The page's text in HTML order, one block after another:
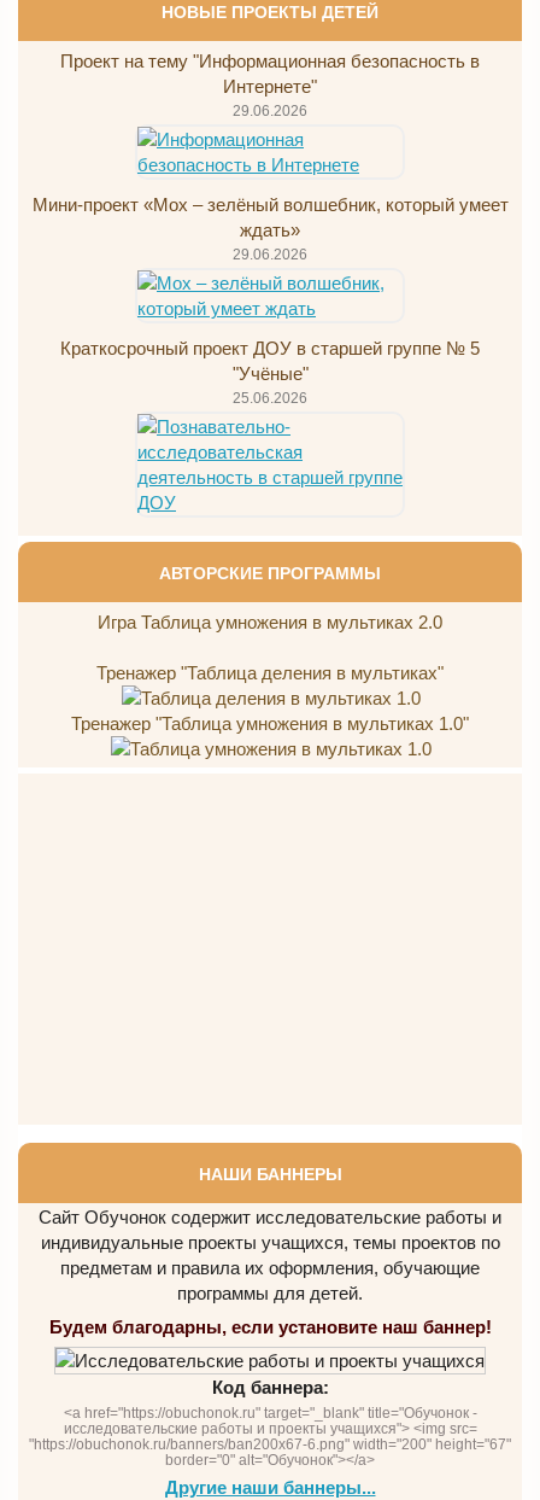
НОВЫЕ ПРОЕКТЫ ДЕТЕЙ
Проект на тему "Информационная безопасность в
Интернете"
29.06.2026
Мини-проект «Мох – зелёный волшебник, который умеет
ждать»
29.06.2026
Краткосрочный проект ДОУ в старшей группе № 5
"Учёные"
25.06.2026
АВТОРСКИЕ ПРОГРАММЫ
Игра Таблица умножения в мультиках 2.0
Тренажер "Таблица деления в мультиках"
Тренажер "Таблица умножения в мультиках 1.0"
НАШИ БАННЕРЫ
Сайт Обучонок содержит исследовательские работы и
индивидуальные проекты учащихся, темы проектов по
предметам и правила их оформления, обучающие
программы для детей.
Будем благодарны, если установите наш баннер!
Код баннера:
<a href="https://obuchonok.ru" target="_blank" title="Обучонок -
исследовательские работы и проекты учащихся"> <img src=
"https://obuchonok.ru/banners/ban200x67-6.png" width="200" height="67"
border="0" alt="Обучонок"></a>
Другие наши баннеры...